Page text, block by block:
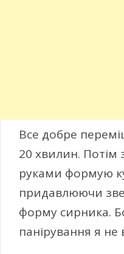
Все добре
20 хвилин. Потім
руками формую
придавлюючи
форму сирника.
панірування я